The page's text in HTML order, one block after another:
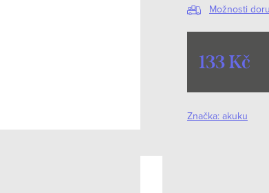
Možnosti
133 Kč
cena:
Značka: akuku